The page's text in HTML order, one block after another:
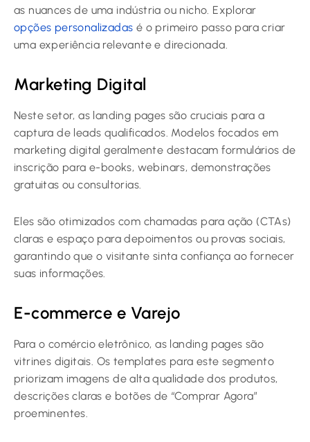
as nuances de uma indústria ou nicho. Explorar
opções personalizadas é o primeiro passo para criar
uma experiência relevante e direcionada.
Marketing Digital
Neste setor, as landing pages são cruciais para a
captura de leads qualificados. Modelos focados em
marketing digital geralmente destacam formulários de
inscrição para e-books, webinars, demonstrações
gratuitas ou consultorias.
Eles são otimizados com chamadas para ação (CTAs)
claras e espaço para depoimentos ou provas sociais,
garantindo que o visitante sinta confiança ao fornecer
suas informações.
E-commerce e Varejo
Para o comércio eletrônico, as landing pages são
vitrines digitais. Os templates para este segmento
priorizam imagens de alta qualidade dos produtos,
descrições claras e botões de “Comprar Agora”
proeminentes.